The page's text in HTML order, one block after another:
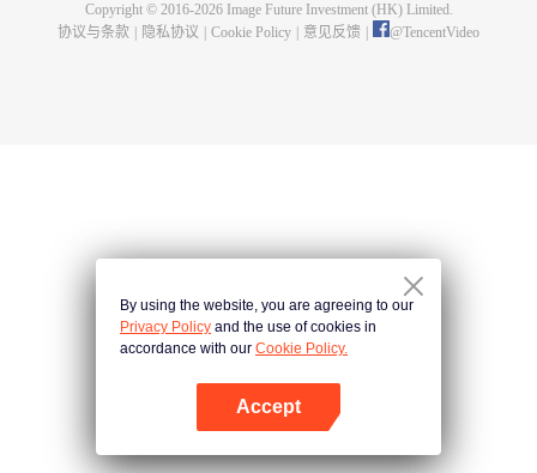
Copyright © 2016-2026Image Future Investment (HK) Limited.
协议与条款
隐私协议 Cookie Policy 意见反馈 @TencentVideo
By using the website, you are agreeing to our
Privacy Policy and the use of cookies in
accordance with our Cookie Policy.
Accept